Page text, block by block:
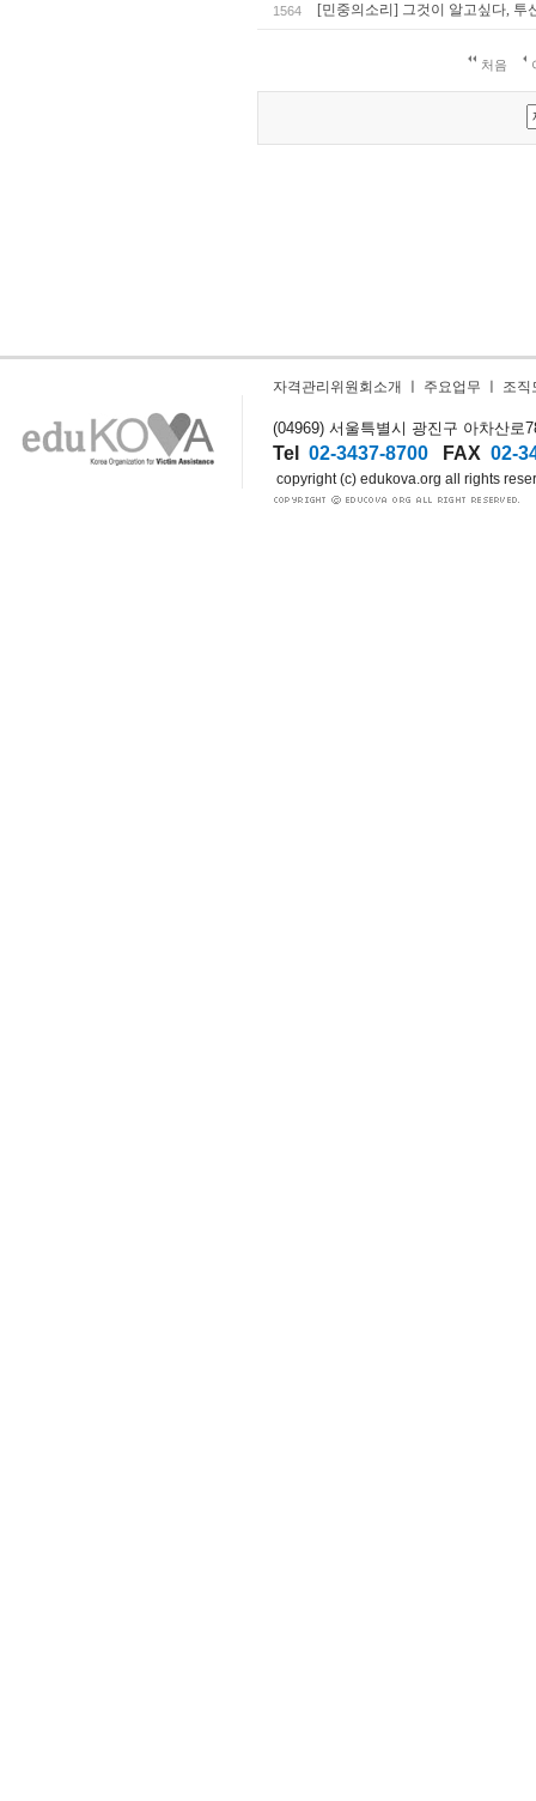
1564 [민중의소리] 그것이 알고싶다,
처음
자격관리위원회소개 주요업무 조직
(04969) 서울특별시 광진구 아차산로
Tel 02-3437-8700 FAX 02-
copyright (c) edukova.org all rights